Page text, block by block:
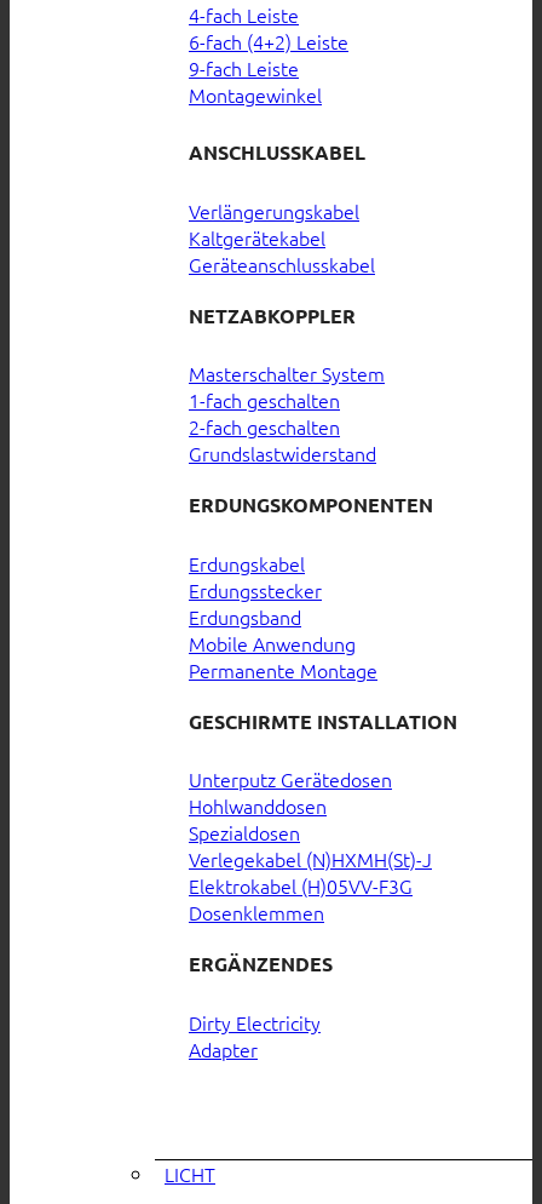
4-fach Leiste
6-fach (4+2) Leiste
9-fach Leiste
Montagewinkel
ANSCHLUSSKABEL
Verlängerungskabel
Kaltgerätekabel
Geräteanschlusskabel
NETZABKOPPLER
Masterschalter System
1-fach geschalten
2-fach geschalten
Grundslastwiderstand
ERDUNGSKOMPONENTEN
Erdungskabel
Erdungsstecker
Erdungsband
Mobile Anwendung
Permanente Montage
GESCHIRMTE INSTALLATION
Unterputz Gerätedosen
Hohlwanddosen
Spezialdosen
Verlegekabel (N)HXMH(St)-J
Elektrokabel (H)05VV-F3G
Dosenklemmen
ERGÄNZENDES
Dirty Electricity
Adapter
LICHT